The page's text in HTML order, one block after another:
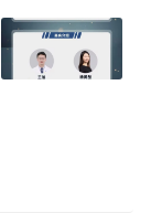
转化